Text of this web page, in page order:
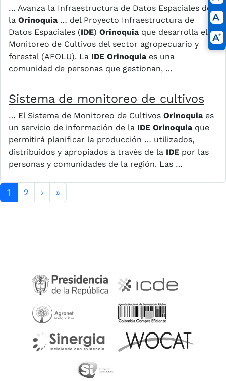
… Avanza la Infraestructura de Datos Espaciales de
la Orinoquia … del Proyecto Infraestructura de
Datos Espaciales (IDE) Orinoquia que desarrolla el
Monitoreo de Cultivos del sector agropecuario y
forestal (AFOLU). La IDE Orinoquia es una
comunidad de personas que gestionan, …
Sistema de monitoreo de cultivos
… El Sistema de Monitoreo de Cultivos Orinoquia es
un servicio de información de la IDE Orinoquia que
permitirá planificar la producción … utilizados,
distribuidos y apropiados a través de la IDE por las
personas y comunidades de la región. Las …
Paginación
1 2 › Siguiente página
»